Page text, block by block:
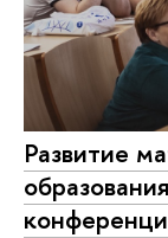
Развитие